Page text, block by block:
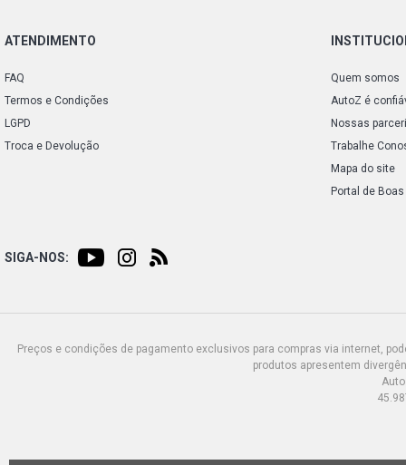
ATENDIMENTO
FAQ
Termos e Condições
LGPD
Troca e Devolução
Quem somos
AutoZ é
Nossas
Trabalhe
Mapa do site
Portal de
SIGA-NOS:
Preços e condições de pagamento exclusivos para compras via internet,
produtos apresentem